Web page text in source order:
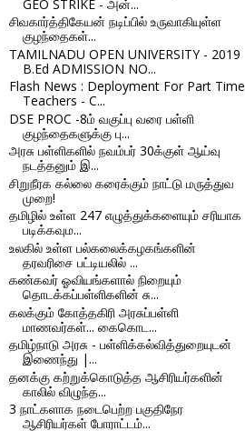
GEO STRIKE - அன்...
சிவகார்த்திகேயன் நடிப்பில் உருவாகியுள்ள
குழந்தைகள்...
TAMILNADU OPEN UNIVERSITY - 2019
B.Ed ADMISSION NO...
Flash News : Deployment For Part Time
Teachers - C...
DSE PROC -8ம் வகுப்பு வரை பள்ளி
குழந்தைகளுக்கு பு...
அரசு பள்ளிகளில் நவம்பர் 30க்குள் ஆய்வு
நடத்தனும் இ...
சிறுநீரக கல்லை கரைக்கும் நாட்டு மருத்துவ
முறை!
தமிழில் உள்ள 247 எழுத்துக்களையும் சரியாக
படிக்கவும...
உலகில் உள்ள பல்கலைக்கழகங்களின்
தரவரிசை பட்டியலில் ...
கண்கவர் ஓவியங்களால் நிறையும்
தொடக்கப்பள்ளிகளின் சு...
கலக்கும் கோத்தகிரி அரசுப்பள்ளி
மாணவர்கள்... கைகொட...
தமிழ்நாடு அரசு - பள்ளிக்கல்வித்துறையுடன்
இணைந்து |...
தனக்கு கற்றுக்கொடுத்த ஆசிரியர்களின்
காலில் விழுந்த...
3 நாட்களாக நடைபெற்ற பகுதிநேர
ஆசிரியர்கள் போராட்டம்...